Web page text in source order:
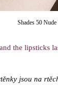
Shades 50
the lipsticks
jsou na